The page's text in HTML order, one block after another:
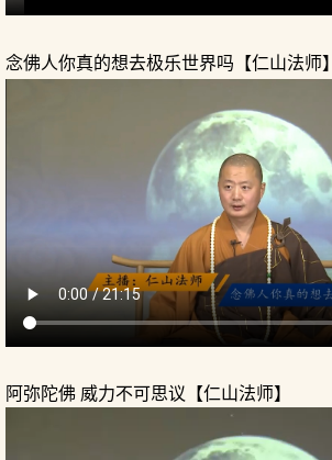
念佛人你真的想去极乐世界吗【仁山法师】
阿弥陀佛 威力不可思议【仁山法师】